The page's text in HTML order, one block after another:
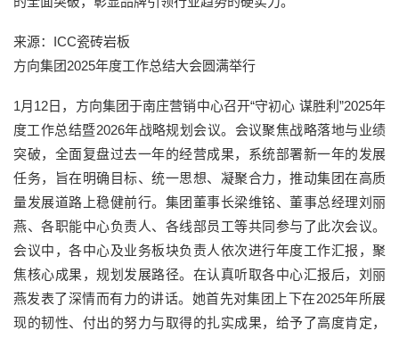
来源：ICC瓷砖岩板
方向集团2025年度工作总结大会圆满举行
1月12日，方向集团于南庄营销中心召开“守初心 谋胜利”2025年
度工作总结暨2026年战略规划会议。会议聚焦战略落地与业绩
突破，全面复盘过去一年的经营成果，系统部署新一年的发展
任务，旨在明确目标、统一思想、凝聚合力，推动集团在高质
量发展道路上稳健前行。集团董事长梁维铭、董事总经理刘丽
燕、各职能中心负责人、各线部员工等共同参与了此次会议。
会议中，各中心及业务板块负责人依次进行年度工作汇报，聚
焦核心成果，规划发展路径。在认真听取各中心汇报后，刘丽
燕发表了深情而有力的讲话。她首先对集团上下在2025年所展
现的韧性、付出的努力与取得的扎实成果，给予了高度肯定，